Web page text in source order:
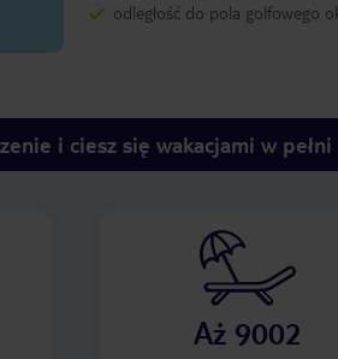
odległość do pola golfowego
i ciesz się wakacjami w pełni
Aż 9002